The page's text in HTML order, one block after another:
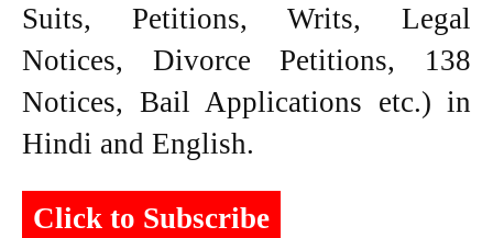
Suits, Petitions, Writs, Legal
Notices, Divorce Petitions, 138
Notices, Bail Applications etc.) in
Hindi and English.
Click to Subscribe